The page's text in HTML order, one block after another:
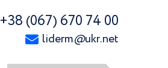
+38 (067) 670 74 00
liderm@ukr.net